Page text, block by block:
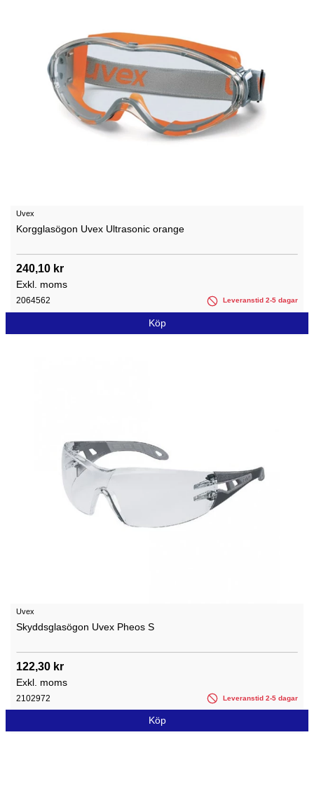
Uvex
Korgglasögon Uvex Ultrasonic orange
240,10 kr
Exkl. moms
2064562 Leveranstid 2-5 dagar
Köp
Uvex
Skyddsglasögon Uvex Pheos S
122,30 kr
Exkl. moms
2102972 Leveranstid 2-5 dagar
Köp